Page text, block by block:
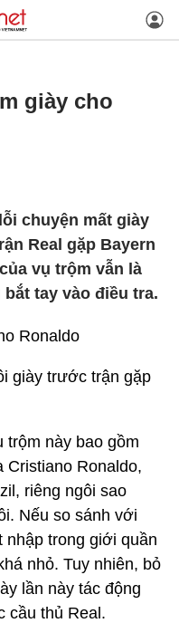
giày cho
chuyện mất giày
Real gặp Bayern
vụ trộm vẫn là
tay vào điều tra.
Ronaldo
giày trước trận gặp
trộm này bao gồm
Cristiano Ronaldo,
riêng ngôi sao
Nếu so sánh với
trong giới quần
nhỏ. Tuy nhiên, bỏ
lần này tác động
cầu thủ Real.